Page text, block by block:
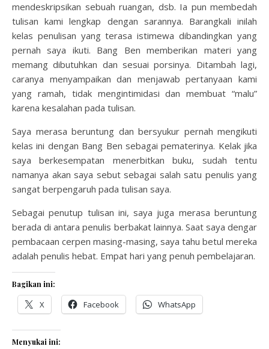
mendeskripsikan sebuah ruangan, dsb. Ia pun membedah
tulisan kami lengkap dengan sarannya. Barangkali inilah
kelas penulisan yang terasa istimewa dibandingkan yang
pernah saya ikuti. Bang Ben memberikan materi yang
memang dibutuhkan dan sesuai porsinya. Ditambah lagi,
caranya menyampaikan dan menjawab pertanyaan kami
yang ramah, tidak mengintimidasi dan membuat “malu”
karena kesalahan pada tulisan.
Saya merasa beruntung dan bersyukur pernah mengikuti
kelas ini dengan Bang Ben sebagai pematerinya. Kelak jika
saya berkesempatan menerbitkan buku, sudah tentu
namanya akan saya sebut sebagai salah satu penulis yang
sangat berpengaruh pada tulisan saya.
Sebagai penutup tulisan ini, saya juga merasa beruntung
berada di antara penulis berbakat lainnya. Saat saya dengar
pembacaan cerpen masing-masing, saya tahu betul mereka
adalah penulis hebat. Empat hari yang penuh pembelajaran.
Bagikan ini:
X Facebook WhatsApp
Menyukai ini: